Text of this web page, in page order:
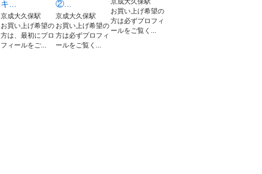
キ...
京成大久保駅
お買い上げ希望の
方は、最初にプロ
フィールをご...
②...
京成大久保駅
お買い上げ希望の
方は必ずプロフィ
ールをご覧く...
お買い上げ希望の
方は必ずプロフィ
ールをご覧く...